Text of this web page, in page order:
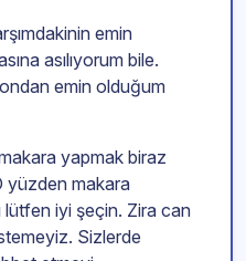
emin
asılıyorum bile.
emin olduğum
yapmak biraz
yüzden makara
lütfen iyi şeçin. Zira can
Sizlerde